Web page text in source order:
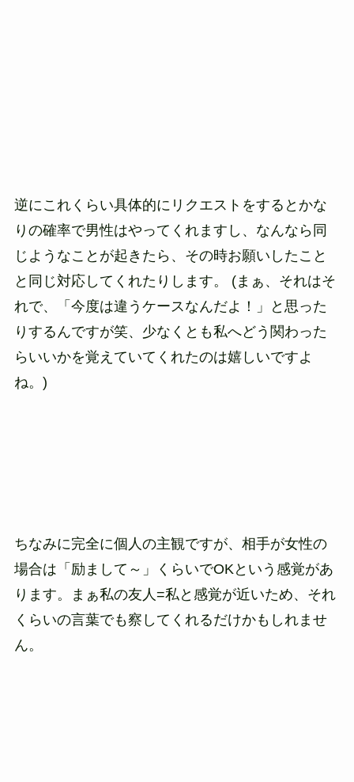
逆にこれくらい具体的にリクエストをするとかな
りの確率で男性はやってくれますし、なんなら同
じようなことが起きたら、その時お願いしたこと
と同じ対応してくれたりします。 (まぁ、それはそ
れで、「今度は違うケースなんだよ！」と思った
りするんですが笑、少なくとも私へどう関わった
らいいかを覚えていてくれたのは嬉しいですよ
ね。)
ちなみに完全に個人の主観ですが、相手が女性の
場合は「励まして～」くらいでOKという感覚があ
ります。まぁ私の友人=私と感覚が近いため、それ
くらいの言葉でも察してくれるだけかもしれませ
ん。